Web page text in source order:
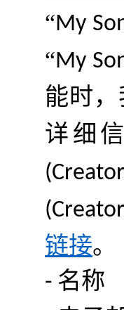
“My
“My
能时
详细
链接。
- 名称